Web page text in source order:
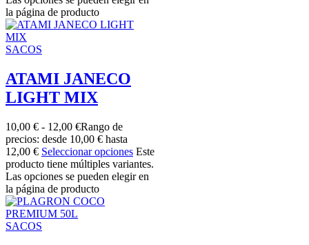
la página de producto
SACOS
ATAMI JANECO
LIGHT MIX
10,00 € - 12,00 €Rango de
precios: desde 10,00 € hasta
12,00 € Seleccionar opciones Este
producto tiene múltiples variantes.
Las opciones se pueden elegir en
la página de producto
SACOS